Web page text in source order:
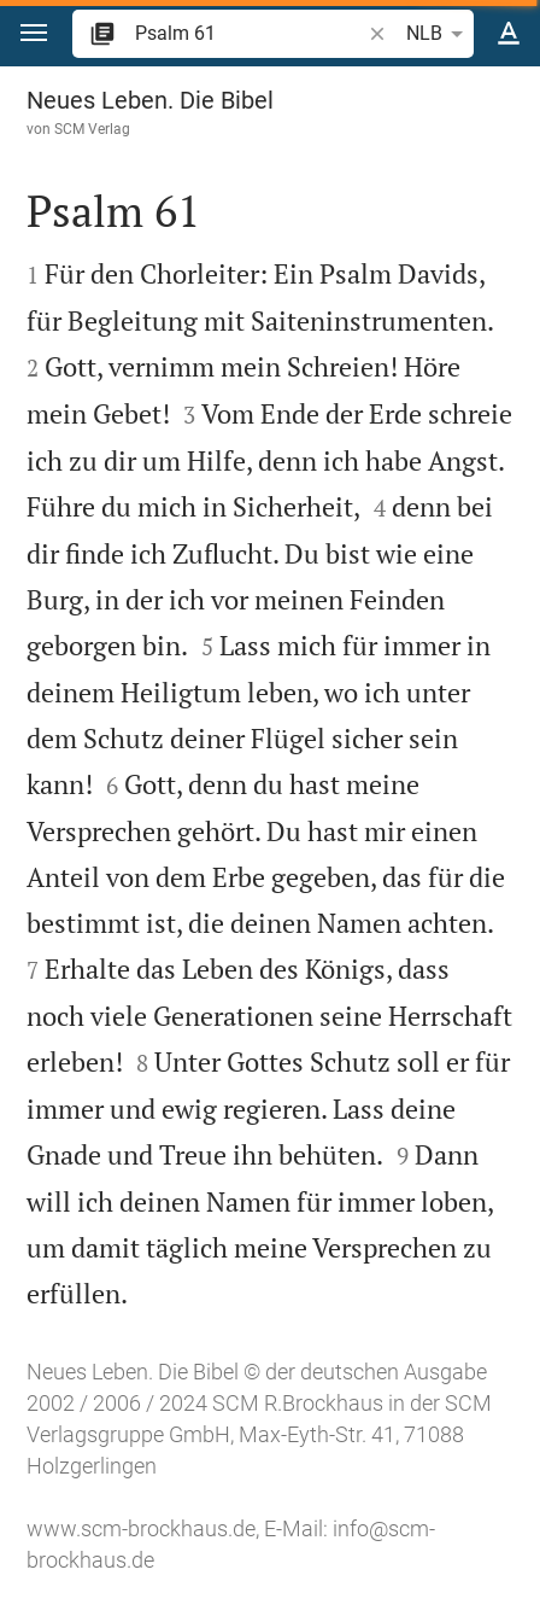
Zum Inhalt springen
Bibelstelle oder
NLB
Psalm 61
Neues Leben. Die Bibel
vonSCM Verlag

Psalm 61

1 Für den Chorleiter: Ein Psalm Davids,
für Begleitung mit Saiteninstrumenten.
2 Gott, vernimm mein Schreien! Höre
mein Gebet! 

3 Vom Ende der Erde schreie
ich zu dir um Hilfe, denn ich habe Angst.
Führe du mich in Sicherheit, 

4 denn bei
dir finde ich Zuflucht. Du bist wie eine
Burg, in der ich vor meinen Feinden
geborgen bin. 

5 Lass mich für immer in
deinem Heiligtum leben, wo ich unter
dem Schutz deiner Flügel sicher sein
kann! 

6 Gott, denn du hast meine
Versprechen gehört. Du hast mir einen
Anteil von dem Erbe gegeben, das für die
bestimmt ist, die deinen Namen achten.
7 Erhalte das Leben des Königs, dass
noch viele Generationen seine Herrschaft
erleben! 

8 Unter Gottes Schutz soll er für
immer und ewig regieren. Lass deine
Gnade und Treue ihn behüten. 

9 Dann
will ich deinen Namen für immer loben,
um damit täglich meine Versprechen zu
erfüllen.
Neues Leben. Die Bibel © der deutschen Ausgabe
2002 / 2006 / 2024 SCM R.Brockhaus in der SCM
Verlagsgruppe GmbH, Max-Eyth-Str. 41, 71088
Holzgerlingen
www.scm-brockhaus.de, E-Mail: info@scm-
brockhaus.de